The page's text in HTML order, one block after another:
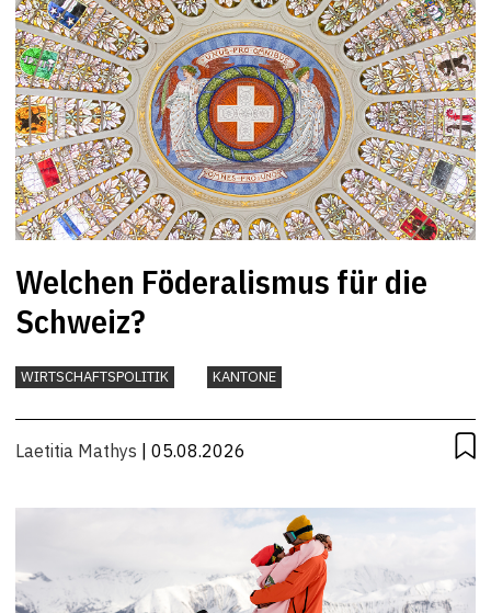
Welchen Föderalismus für die
Schweiz?
WIRTSCHAFTSPOLITIK KANTONE
Laetitia Mathys | 05.08.2026